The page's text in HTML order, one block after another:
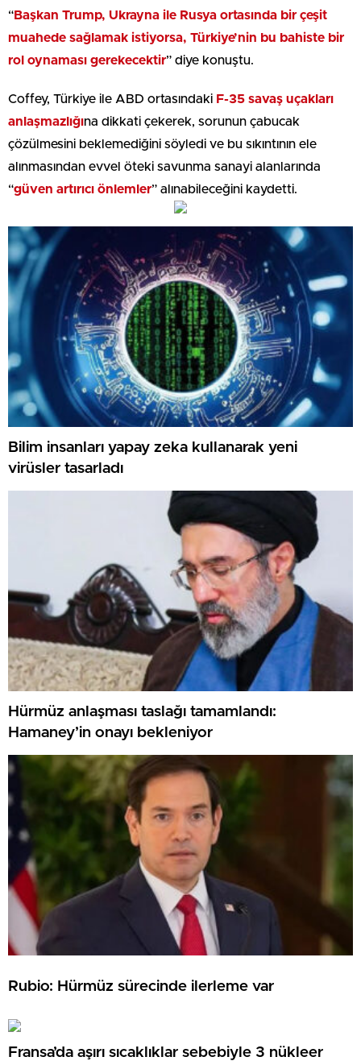
“Başkan Trump, Ukrayna ile Rusya ortasında bir çeşit
muahede sağlamak istiyorsa, Türkiye’nin bu bahiste bir
rol oynaması gerekecektir” diye konuştu.
Coffey, Türkiye ile ABD ortasındaki F-35 savaş uçakları
anlaşmazlığına dikkati çekerek, sorunun çabucak
çözülmesini beklemediğini söyledi ve bu sıkıntının ele
alınmasından evvel öteki savunma sanayi alanlarında
“güven artırıcı önlemler” alınabileceğini kaydetti.
Bilim insanları yapay zeka kullanarak yeni
virüsler tasarladı
Hürmüz anlaşması taslağı tamamlandı:
Hamaney’in onayı bekleniyor
Rubio: Hürmüz sürecinde ilerleme var
Fransa’da aşırı sıcaklıklar sebebiyle 3 nükleer